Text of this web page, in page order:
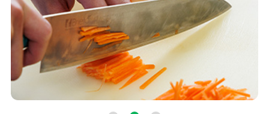
会社情報
お知らせ